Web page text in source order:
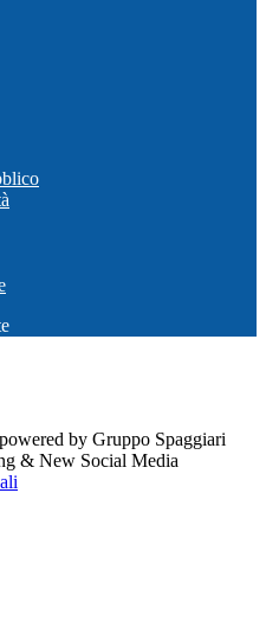
by Gruppo Spaggiari
& New Social Media